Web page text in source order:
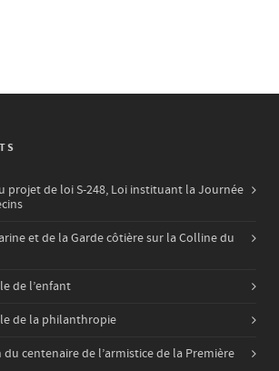
projet de loi S-248, Loi instituant la Journée
et de la Garde côtière sur la Colline du
de l’enfant
de la philanthropie
centenaire de l’armistice de la Première